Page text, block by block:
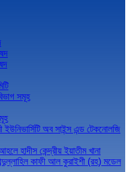
সমূহ
ইউনিভার্সিটি অব সাইন্স এন্ড টেকনোলজি
হাদীস কেন্দ্রীয় ইয়াতীম খানা
কাফী আল কুরাইশী (রহ) মডেল